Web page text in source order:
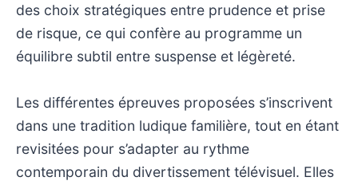
des choix stratégiques entre prudence et prise
de risque, ce qui confère au programme un
équilibre subtil entre suspense et légèreté.
Les différentes épreuves proposées s’inscrivent
dans une tradition ludique familière, tout en étant
revisitées pour s’adapter au rythme
contemporain du divertissement télévisuel. Elles